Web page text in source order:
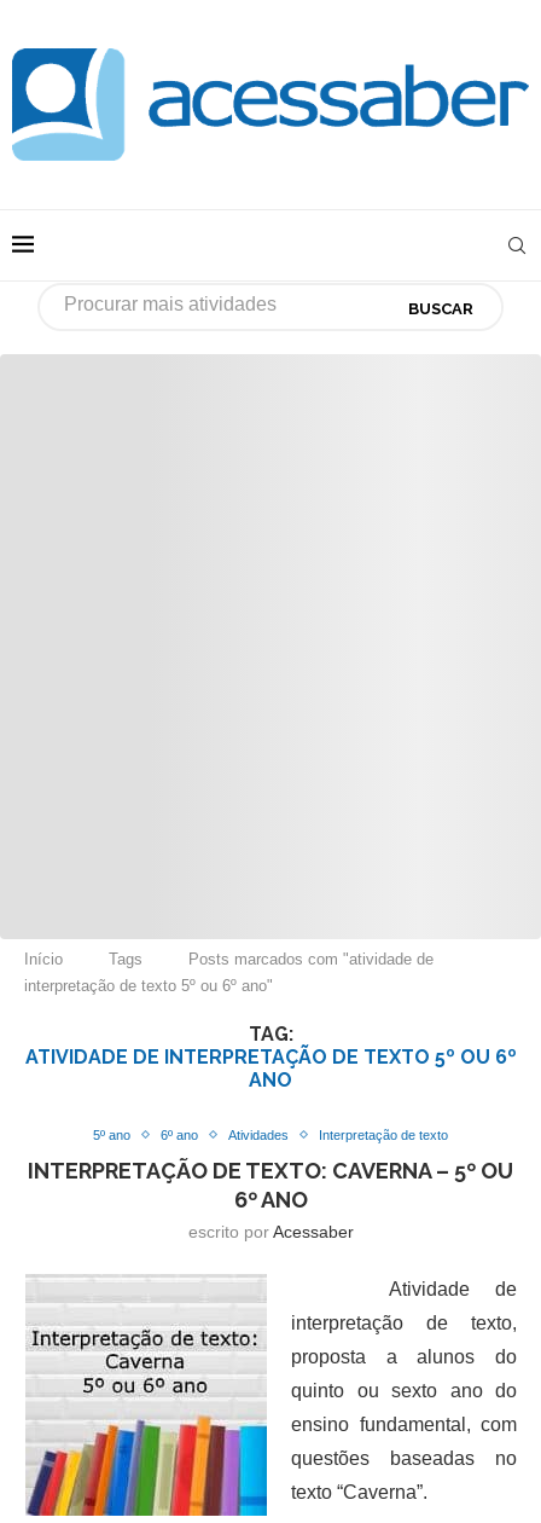
BUSCAR
Início Tags
Posts marcados com "atividade de
interpretação de texto 5º ou 6º ano"
TAG:
ATIVIDADE DE INTERPRETAÇÃO DE TEXTO 5º OU 6º
ANO
5º ano 6º ano Atividades Interpretação de texto
INTERPRETAÇÃO DE TEXTO: CAVERNA – 5º OU
6º ANO
escrito porAcessaber
Atividade de
interpretação de texto,
proposta a alunos do
quinto ou sexto ano do
ensino fundamental, com
questões baseadas no
texto “Caverna”.